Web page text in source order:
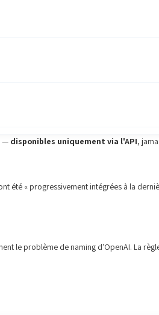
— disponibles uniquement via l'API,
été « progressivement intégrées à la
le problème de naming d'OpenAI. La